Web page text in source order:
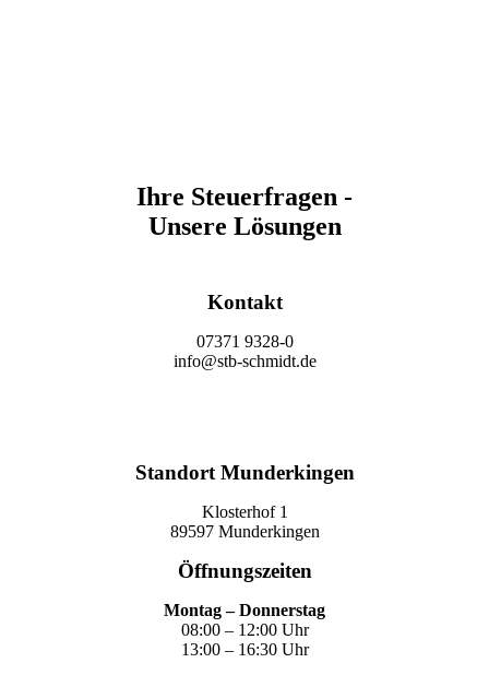
Ihre Steuerfragen -
Unsere Lösungen
Kontakt
07371 9328-0
info@stb-schmidt.de
Standort Munderkingen
Klosterhof 1
89597 Munderkingen
Öffnungszeiten
Montag – Donnerstag
08:00 – 12:00 Uhr
13:00 – 16:30 Uhr